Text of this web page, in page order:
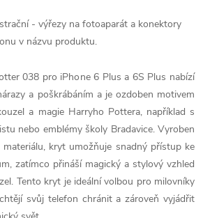
- výřezy na fotoaparát a konektory
v názvu produktu.
038 pro iPhone 6 Plus a 6S Plus nabízí
a poškrábáním a je ozdoben motivem
a magie Harryho Pottera, například s
nebo emblémy školy Bradavice. Vyroben
kryt umožňuje snadný přístup ke
zatímco přináší magický a stylový vzhled
Tento kryt je ideální volbou pro milovníky
svůj telefon chránit a zároveň vyjádřit